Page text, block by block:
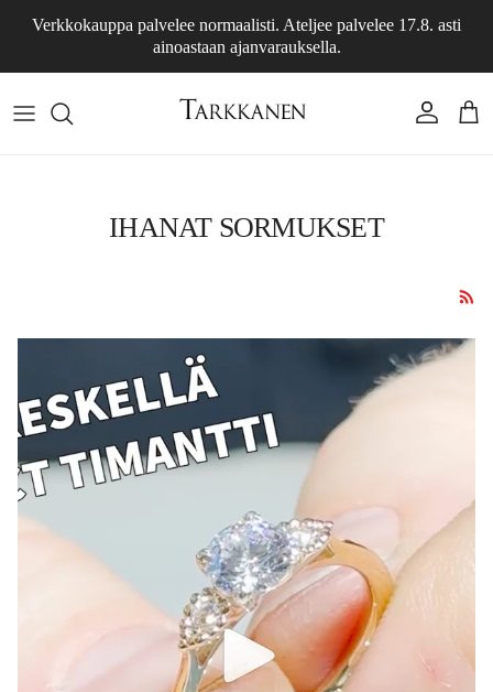
Verkkokauppa palvelee normaalisti. Ateljee palvelee 17.8. asti
ainoastaan ajanvarauksella.
Account Cart
IHANAT SORMUKSET